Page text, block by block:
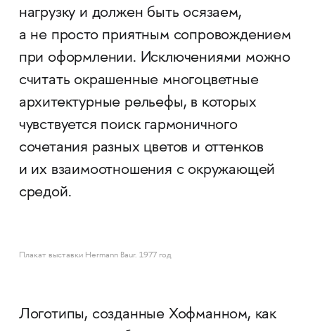
нагрузку и должен быть осязаем,
а не просто приятным сопровождением
при оформлении. Исключениями можно
считать окрашенные многоцветные
архитектурные рельефы, в которых
чувствуется поиск гармоничного
сочетания разных цветов и оттенков
и их взаимоотношения с окружающей
средой.
Плакат выставки Hermann Baur. 1977 год
Логотипы, созданные Хофманном, как